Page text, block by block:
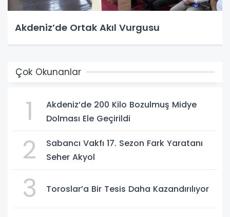
Akdeniz’de Ortak Akıl Vurgusu
Çok Okunanlar
1
Akdeniz’de 200 Kilo Bozulmuş Midye
Dolması Ele Geçirildi
2
Sabancı Vakfı 17. Sezon Fark Yaratanı
Seher Akyol
3 Toroslar’a Bir Tesis Daha Kazandırılıyor